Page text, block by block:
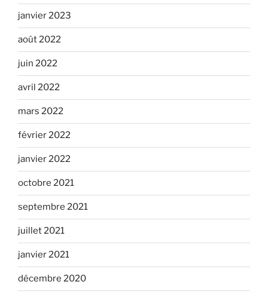
janvier 2023
août 2022
juin 2022
avril 2022
mars 2022
février 2022
janvier 2022
octobre 2021
septembre 2021
juillet 2021
janvier 2021
décembre 2020